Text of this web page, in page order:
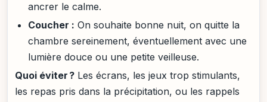
ancrer le calme.
Coucher : On souhaite bonne nuit, on quitte la
chambre sereinement, éventuellement avec une
lumière douce ou une petite veilleuse.
Quoi éviter ? Les écrans, les jeux trop stimulants,
les repas pris dans la précipitation, ou les rappels